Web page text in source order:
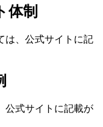
体制
は、公式サイトに記
公式サイトに記載が